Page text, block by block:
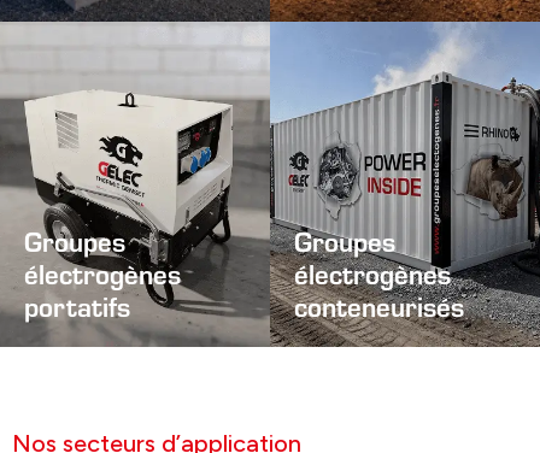
Groupes
électrogènes
portatifs
Groupes
électrogènes
conteneurisés
Nos secteurs d’application